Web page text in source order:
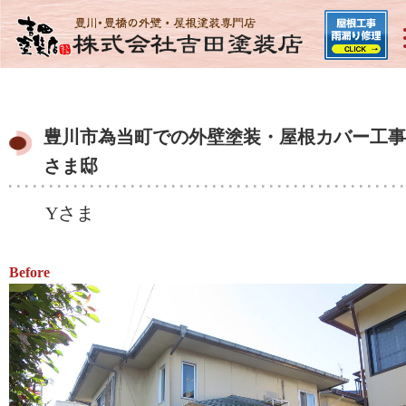
豊川市為当町での外壁塗装・屋根カバー工
さま邸
Yさま
Before